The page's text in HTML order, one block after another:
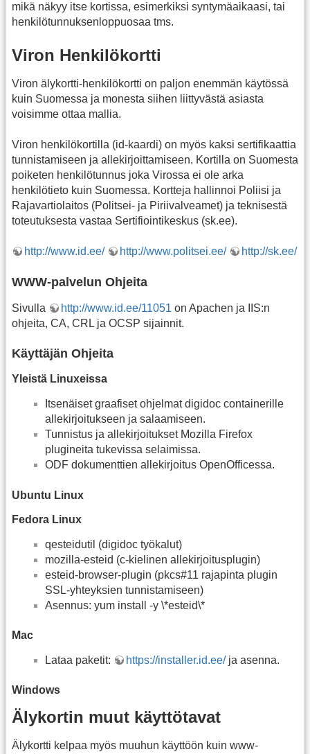
mikä näkyy itse kortissa, esimerkiksi syntymäaikaasi, tai
henkilötunnuksenloppuosaa tms.
Viron Henkilökortti
Viron älykortti-henkilökortti on paljon enemmän käytössä
kuin Suomessa ja monesta siihen liittyvästä asiasta
voisimme ottaa mallia.
Viron henkilökortilla (id-kaardi) on myös kaksi sertifikaattia
tunnistamiseen ja allekirjoittamiseen. Kortilla on Suomesta
poiketen henkilötunnus joka Virossa ei ole arka
henkilötieto kuin Suomessa. Kortteja hallinnoi Poliisi ja
Rajavartiolaitos (Politsei- ja Piriivalveamet) ja teknisestä
toteutuksesta vastaa Sertifiointikeskus (sk.ee).
http://www.id.ee/ http://www.politsei.ee/ http://sk.ee/
WWW-palvelun Ohjeita
Sivulla http://www.id.ee/11051 on Apachen ja IIS:n
ohjeita, CA, CRL ja OCSP sijainnit.
Käyttäjän Ohjeita
Yleistä Linuxeissa
Itsenäiset graafiset ohjelmat digidoc containerille
allekirjoitukseen ja salaamiseen.
Tunnistus ja allekirjoitukset Mozilla Firefox
plugineita tukevissa selaimissa.
ODF dokumenttien allekirjoitus OpenOfficessa.
Ubuntu Linux
Fedora Linux
qesteidutil (digidoc työkalut)
mozilla-esteid (c-kielinen allekirjoitusplugin)
esteid-browser-plugin (pkcs#11 rajapinta plugin
SSL-yhteyksien tunnistamiseen)
Asennus: yum install -y \*esteid\*
Mac
Lataa paketit: https://installer.id.ee/ja asenna.
Windows
Älykortin muut käyttötavat
Älykortti kelpaa myös muuhun käyttöön kuin www-